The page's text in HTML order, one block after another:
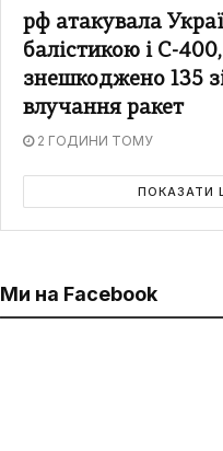
рф атакувала
балістикою і С-400,
знешкоджено 135
влучання ракет
2 ГОДИНИ ТОМУ
ПОКАЗАТИ
Ми на Facebook